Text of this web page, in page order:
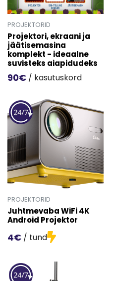
PROJEKTORID
Projektori, ekraani ja
jäätisemasina
komplekt - ideaalne
suvisteks aiapidudeks
90€ / kasutuskord
PROJEKTORID
Juhtmevaba WiFi 4K
Android Projektor
4€ / tund